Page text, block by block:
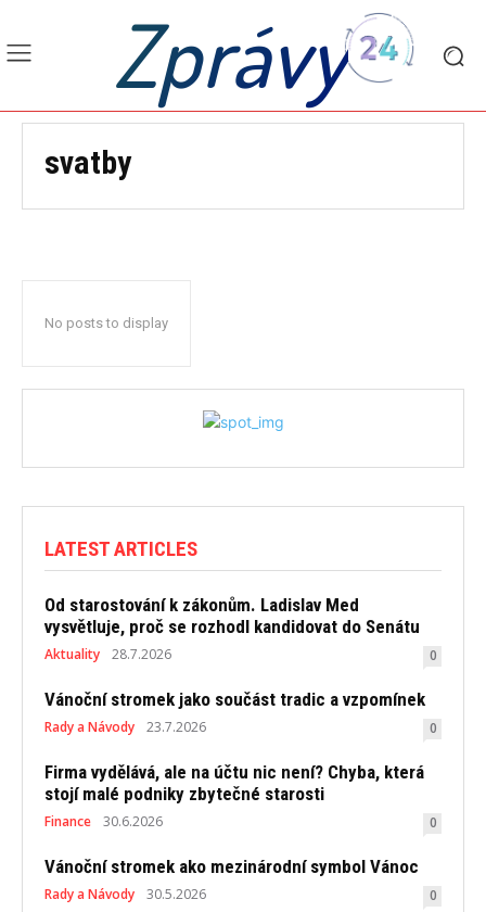
Zprávy
svatby
No posts to display
LATEST ARTICLES
Od starostování k zákonům. Ladislav Med
vysvětluje, proč se rozhodl kandidovat do Senátu
Aktuality 28.7.2026 0
Vánoční stromek jako součást tradic a vzpomínek
Rady a Návody 23.7.2026 0
Firma vydělává, ale na účtu nic není? Chyba, která
stojí malé podniky zbytečné starosti
Finance 30.6.2026 0
Vánoční stromek ako mezinárodní symbol Vánoc
Rady a Návody 30.5.2026 0